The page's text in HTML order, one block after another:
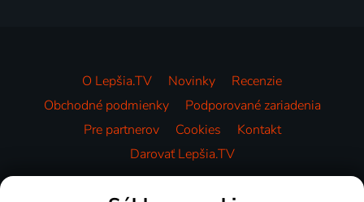
O Lepšia.TV Novinky
Recenzie
Obchodné podmienky
Podporované zariadenia
Pre partnerov
Cookies
Kontakt
Darovať Lepšia.TV